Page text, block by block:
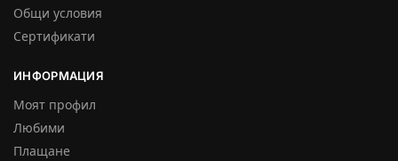
Общи условия
Сертификати
ИНФОРМАЦИЯ
Моят профил
Любими
Плащане